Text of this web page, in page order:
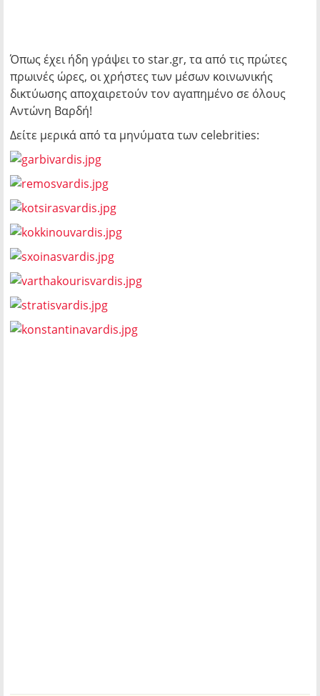
Όπως έχει ήδη γράψει το star.gr, τα από τις πρώτες
πρωινές ώρες, οι χρήστες των μέσων κοινωνικής
δικτύωσης αποχαιρετούν τον αγαπημένο σε όλους
Αντώνη Βαρδή!
Δείτε μερικά από τα μηνύματα των celebrities: